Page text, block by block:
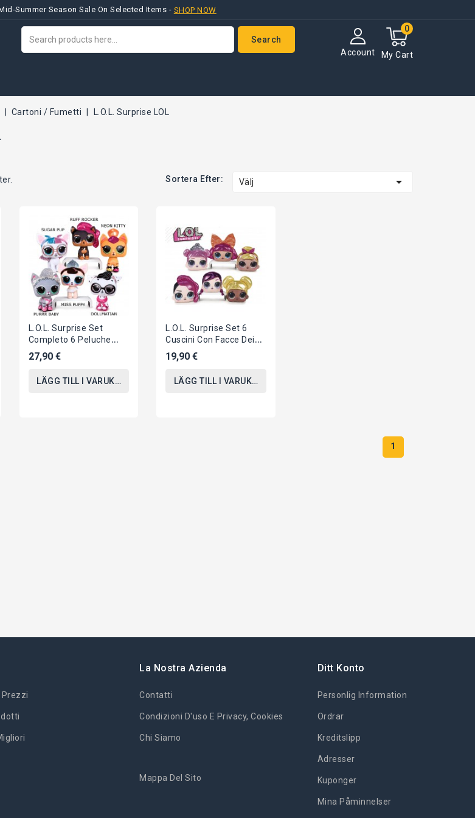
Summer Season Sale On Selected Items - SHOP NOW
My Cart
0
Account
Search
Cartoni / Fumetti L.O.L. Surprise LOL
Sortera Efter: Välj 
L.O.L. Surprise Set
Completo 6 Peluche
PETS Cani Gatti 20cm
Sugar Pup Purr...
27,90 €
LÄGG TILL I VARUKORGEN
L.O.L. Surprise Set 6
Cuscini Con Facce Dei
Vari Personaggi 20cm
Originale...
19,90 €
LÄGG TILL I VARUKORGEN
1
Prezzi
La Nostra Azienda
Contatti
Condizioni D'uso E Privacy, Cookies
Chi Siamo
Mappa Del Sito
Ditt Konto
Personlig Information
Ordrar
Kreditslipp
Adresser
Kuponger
Mina Påminnelser